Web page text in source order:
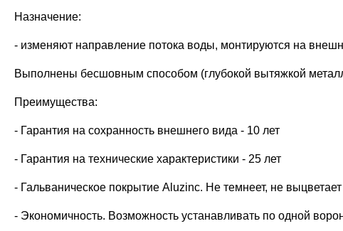
Назначение:
- изменяют направление потока воды, монтируются на
Выполнены бесшовным способом (глубокой вытяжкой
Преимущества:
- Гарантия на сохранность внешнего вида - 10 лет
- Гарантия на технические характеристики - 25 лет
- Гальваническое покрытие Aluzinc. Не темнеет, не
- Экономичность. Возможность устанавливать по одной